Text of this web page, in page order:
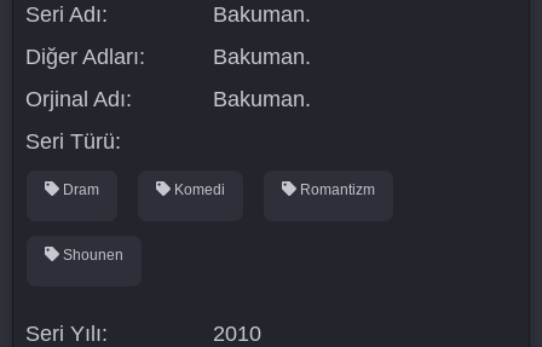
Seri Adı:
Bakuman.
Diğer Adları:
Bakuman.
Orjinal Adı:
Bakuman.
Seri Türü:
Dram Komedi Romantizm
Shounen
Seri Yılı:
2010